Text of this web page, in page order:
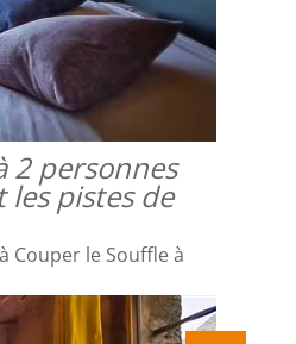
2 personnes
les pistes de
Couper le Souffle à